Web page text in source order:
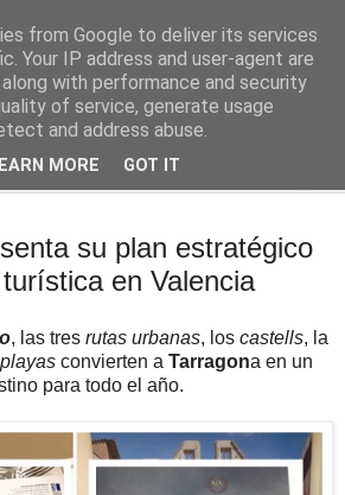
y el día a día de la Gastronomía
su plan estratégico
en Valencia
, las tres rutas urbanas, los castells, la
playasconvierten a Tarragona en un
para todo el año.
from Google to deliver its services
Your IP address and user-agent are
with performance and security
of service, generate usage
and address abuse.
MORE GOT IT